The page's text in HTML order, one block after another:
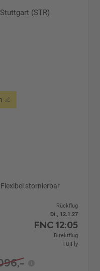
(STR)
stornierbar
Rückflug
Di., 12.1.27
FNC 12:05
Direktflug
TUIFly